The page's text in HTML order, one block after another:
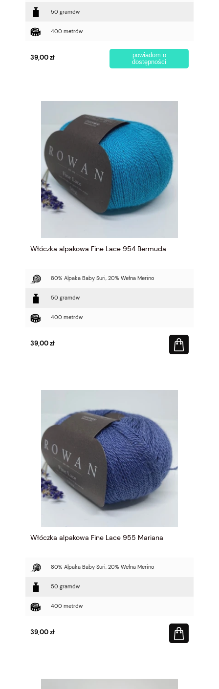
50 gramów
400 metrów
39,00 zł
powiadom o
dostępności
Włóczka alpakowa Fine Lace 954 Bermuda
80% Alpaka Baby Suri, 20% Wełna Merino
50 gramów
400 metrów
39,00 zł
Włóczka alpakowa Fine Lace 955 Mariana
80% Alpaka Baby Suri, 20% Wełna Merino
50 gramów
400 metrów
39,00 zł